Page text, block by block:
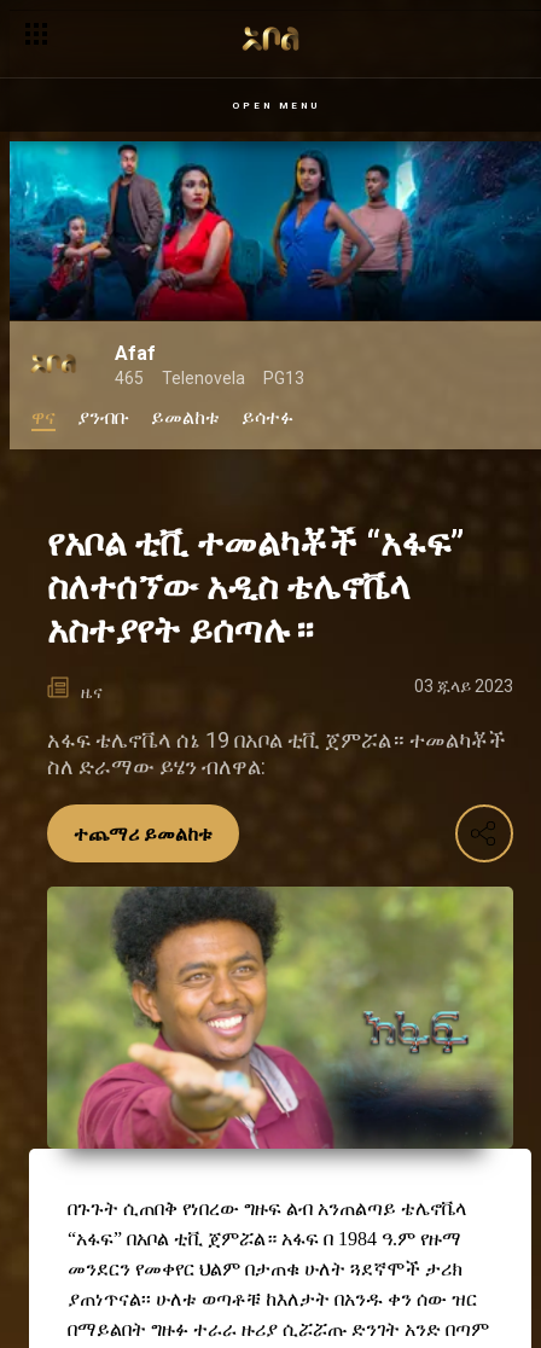
OPEN MENU
Afaf
465 Telenovela PG13
ዋና ያንብቡ ይመልከቱ ይሳተፉ
የአቦል ቲቪ ተመልካቾች “አፋፍ”
ስለተሰኘው አዲስ ቴሌኖቬላ
አስተያየት ይሰጣሉ።
ዜና 03 ጁላይ 2023
አፋፍ ቴሌኖቬላ ሰኔ 19 በአቦል ቲቪ ጀምሯል። ተመልካቾች
ስለ ድራማው ይሄን ብለዋል:
ተጨማሪ ይመልከቱ
በጉጉት ሲጠበቅ የነበረው ግዙፍ ልብ አንጠልጣይ ቴሌኖቬላ
“አፋፍ” በአቦል ቲቪ ጀምሯል። አፋፍ በ 1984 ዓ.ም የዙማ
መንደርን የመቀየር ህልም በታጠቁ ሁለት ጓደኛሞች ታሪክ
ያጠነጥናል፡፡ ሁለቱ ወጣቶቹ ከእለታት በአንዱ ቀን ሰው ዝር
በማይልበት ግዙፉ ተራራ ዙሪያ ሲሯሯጡ ድንገት አንድ በጣም